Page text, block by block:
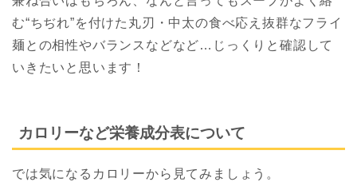
む“ちぢれ”を付けた丸刃・中太の食べ応え抜群なフライ
麺との相性やバランスなどなど…じっくりと確認して
いきたいと思います！
カロリーなど栄養成分表について
では気になるカロリーから見てみましょう。